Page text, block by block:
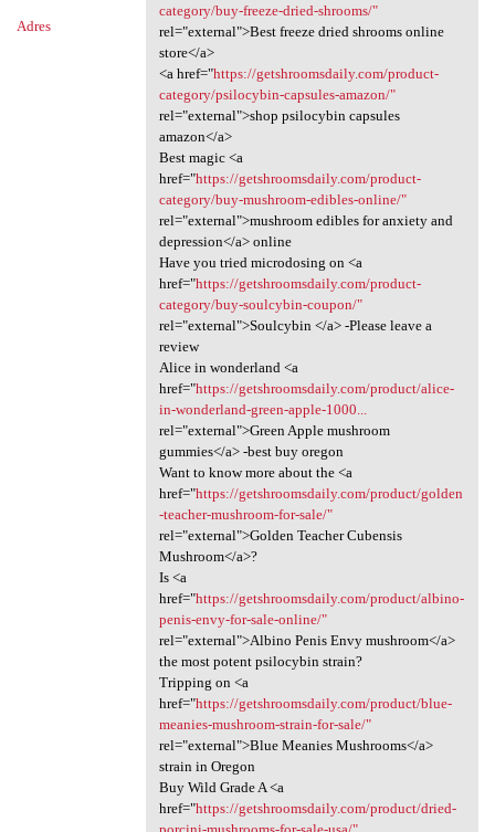
Adres
category/buy-freeze-dried-shrooms/"
rel="external">Best freeze dried shrooms online
store</a>
<a href="https://getshroomsdaily.com/product-
category/psilocybin-capsules-amazon/"
rel="external">shop psilocybin capsules
amazon</a>
Best magic <a
href="https://getshroomsdaily.com/product-
category/buy-mushroom-edibles-online/"
rel="external">mushroom edibles for anxiety and
depression</a> online
Have you tried microdosing on <a
href="https://getshroomsdaily.com/product-
category/buy-soulcybin-coupon/"
rel="external">Soulcybin </a> -Please leave a
review
Alice in wonderland <a
href="https://getshroomsdaily.com/product/alice-
in-wonderland-green-apple-1000...
rel="external">Green Apple mushroom
gummies</a> -best buy oregon
Want to know more about the <a
href="https://getshroomsdaily.com/product/golden
-teacher-mushroom-for-sale/"
rel="external">Golden Teacher Cubensis
Mushroom</a>?
Is <a
href="https://getshroomsdaily.com/product/albino-
penis-envy-for-sale-online/"
rel="external">Albino Penis Envy mushroom</a>
the most potent psilocybin strain?
Tripping on <a
href="https://getshroomsdaily.com/product/blue-
meanies-mushroom-strain-for-sale/"
rel="external">Blue Meanies Mushrooms</a>
strain in Oregon
Buy Wild Grade A <a
href="https://getshroomsdaily.com/product/dried-